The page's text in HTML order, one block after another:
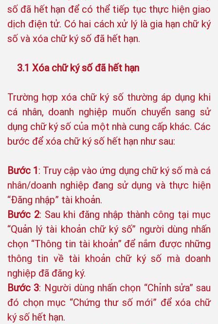
số đã hết hạn để có thể tiếp tục thực hiện giao
dịch điện tử. Có hai cách xử lý là gia hạn chữ ký
số và xóa chữ ký số đã hết hạn.
3.1 Xóa chữ ký số đã hết hạn
Trường hợp xóa chữ ký số thường áp dụng khi
cá nhân, doanh nghiệp muốn chuyển sang sử
dụng chữ ký số của một nhà cung cấp khác. Các
bước để xóa chữ ký số hết hạn như sau:
Bước 1: Truy cập vào ứng dụng chữ ký số mà cá
nhân/doanh nghiệp đang sử dụng và thực hiện
“Đăng nhập” tài khoản.
Bước 2: Sau khi đăng nhập thành công tại mục
“Quản lý tài khoản chữ ký số” người dùng nhấn
chọn “Thông tin tài khoản” để nắm được những
thông tin về tài khoản chữ ký số mà doanh
nghiệp đã đăng ký.
Bước 3: Người dùng nhấn chọn “Chỉnh sửa” sau
đó chọn mục “Chứng thư số mới” để xóa chữ
ký số hết hạn.